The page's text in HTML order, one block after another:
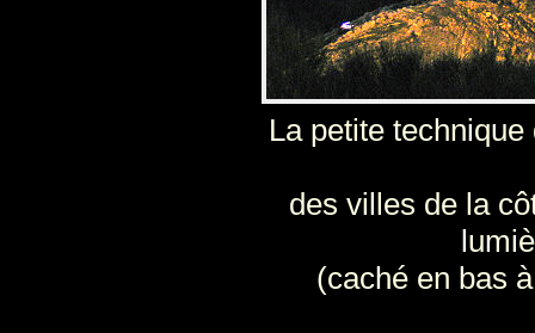
La petite
des villes de la
(caché en bas